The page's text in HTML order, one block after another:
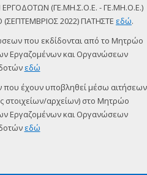
(ΓΕ.ΜΗ.Σ.Ο.Ε. - ΓΕ.ΜΗ.Ο.Ε.)
2022) ΠΑΤΗΣΤΕ εδώ.
που εκδίδονται από το Μητρώο
Εργαζομένων και Οργανώσεων
εδώ
που έχουν υποβληθεί μέσω αιτήσεων
στοιχείων/αρχείων) στο Μητρώο
Εργαζομένων και Οργανώσεων
εδώ